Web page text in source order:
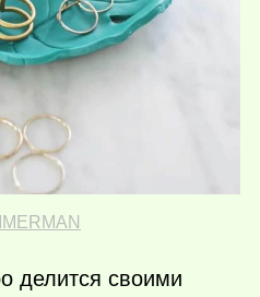
делится своими